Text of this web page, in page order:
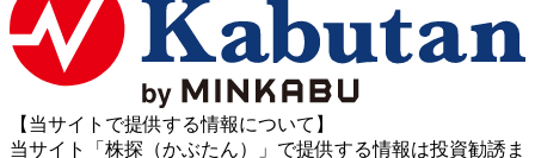
【当サイトで提供する情報について】
当サイト「株探（かぶたん）」で提供する情報は投資勧誘ま